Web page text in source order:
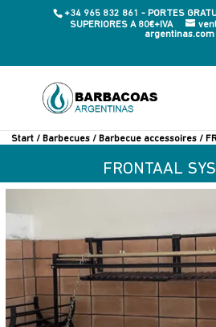
+34 965 832 861 - PORTES
SUPERIORES A 80€+IVA
argentinas.com
Start / Barbecues / Barbecue accessoires /
FRONTAAL